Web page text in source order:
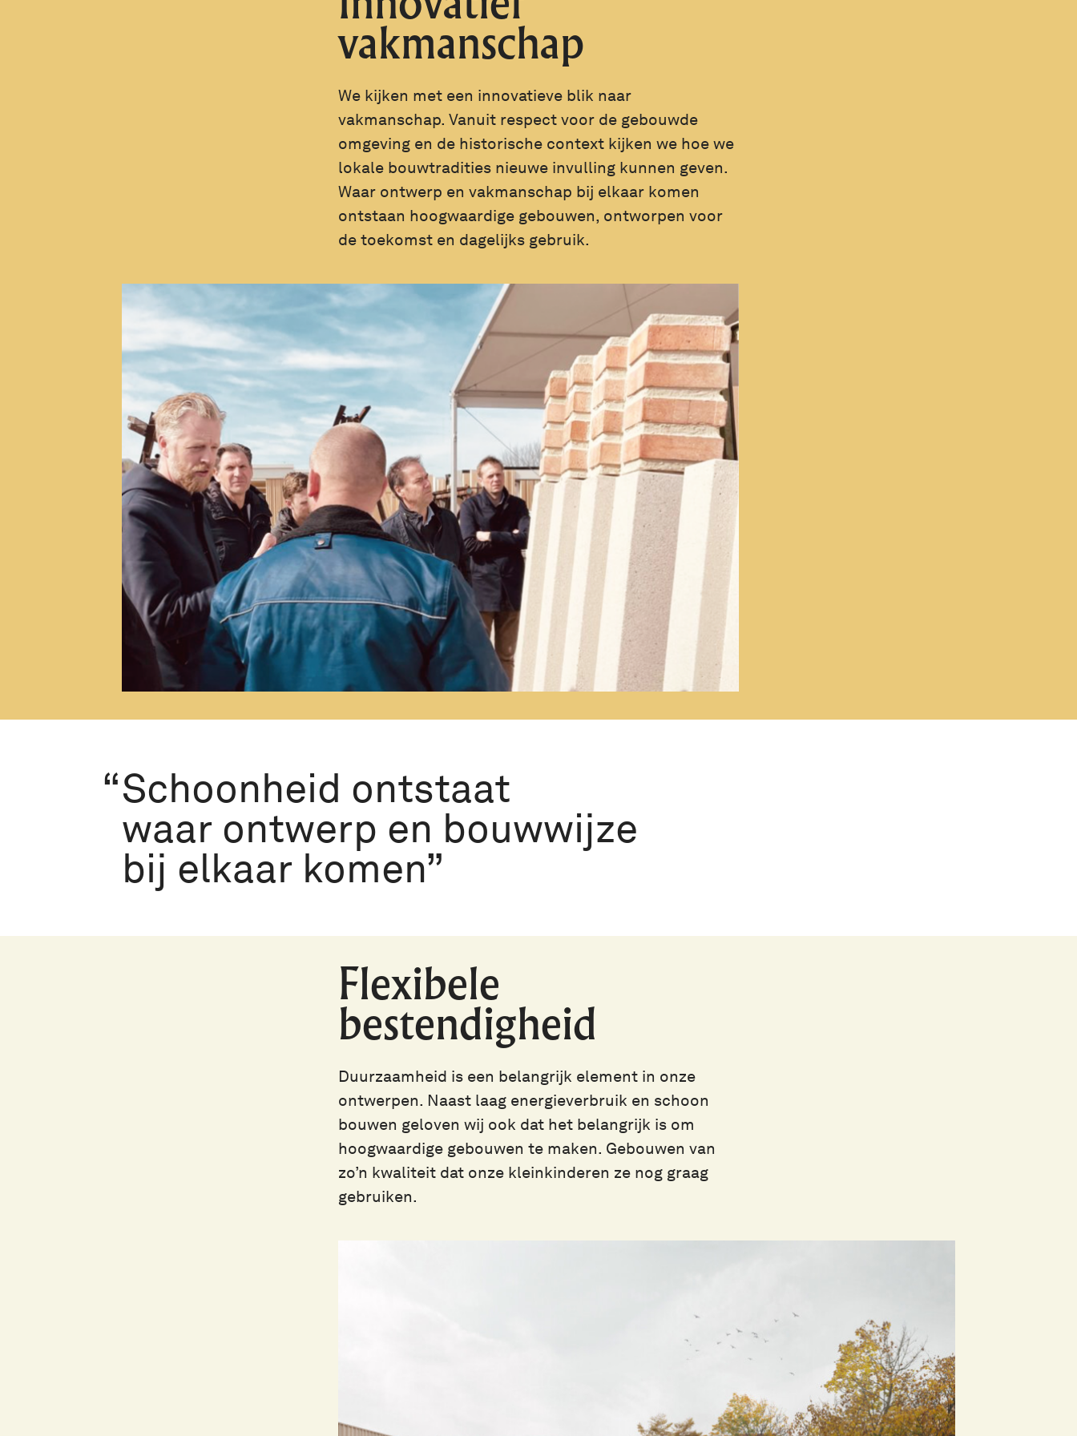
vakmanschap
We kijken met een innovatieve blik naar
vakmanschap. Vanuit respect voor de gebouwde
omgeving en de historische context kijken we hoe we
lokale bouwtradities nieuwe invulling kunnen geven.
Waar ontwerp en vakmanschap bij elkaar komen
ontstaan hoogwaardige gebouwen, ontworpen voor
de toekomst en dagelijks gebruik.
Schoonheid ontstaat
waar ontwerp en bouwwijze
bij elkaar komen
Flexibele
bestendigheid
Duurzaamheid is een belangrijk element in onze
ontwerpen. Naast laag energieverbruik en schoon
bouwen geloven wij ook dat het belangrijk is om
hoogwaardige gebouwen te maken. Gebouwen van
zo’n kwaliteit dat onze kleinkinderen ze nog graag
gebruiken.